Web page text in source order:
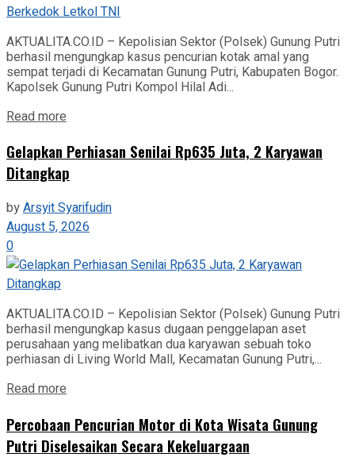
AKTUALITA.CO.ID – Kepolisian Sektor (Polsek) Gunung Putri
berhasil mengungkap kasus pencurian kotak amal yang
sempat terjadi di Kecamatan Gunung Putri, Kabupaten Bogor.
Kapolsek Gunung Putri Kompol Hilal Adi...
Read more
Gelapkan Perhiasan Senilai Rp635 Juta, 2 Karyawan
Ditangkap
byArsyit Syarifudin
August 5, 2026
0
AKTUALITA.CO.ID – Kepolisian Sektor (Polsek) Gunung Putri
berhasil mengungkap kasus dugaan penggelapan aset
perusahaan yang melibatkan dua karyawan sebuah toko
perhiasan di Living World Mall, Kecamatan Gunung Putri,...
Read more
‎Percobaan Pencurian Motor di Kota Wisata Gunung
Putri Diselesaikan Secara Kekeluargaan